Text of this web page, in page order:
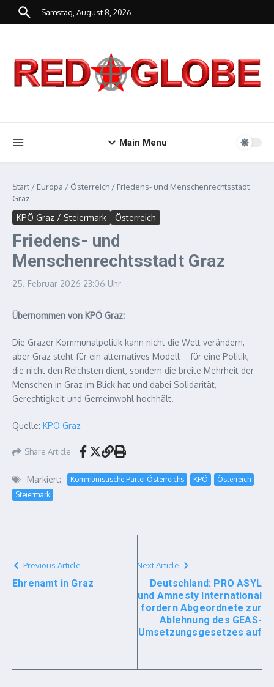
Zum Inhalt springen
Samstag, August 8, 2026
Main Menu
Start / Europa / Österreich / Friedens- und Menschenrechtsstadt
Graz
KPÖ Graz / Steiermark Österreich
Friedens- und
Menschenrechtsstadt Graz
25. Februar 2026 23:06 Uhr
Übernommen von KPÖ Graz:
Die Grazer Kommunalpolitik kann nicht die Welt verändern,
aber Graz steht für ein alternatives Modell – für eine Politik,
die nicht den Reichsten dient, sondern die breite Mehrheit der
Menschen in Graz im Blick hat und dabei Solidarität,
Gerechtigkeit und Gemeinwohl hochhält.
Quelle: KPÖ Graz
Share Article
Markiert: Kommunistische Partei Österreichs KPÖ
Österreich
Steiermark
Previous Article
Ehrenamt in Graz
Next Article
Deutschland: PRO ASYL
und Amnesty International
fordern Abgeordnete zur
Ablehnung des GEAS-
Umsetzungsgesetzes auf